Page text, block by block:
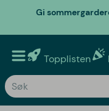
Gi
Topplisten